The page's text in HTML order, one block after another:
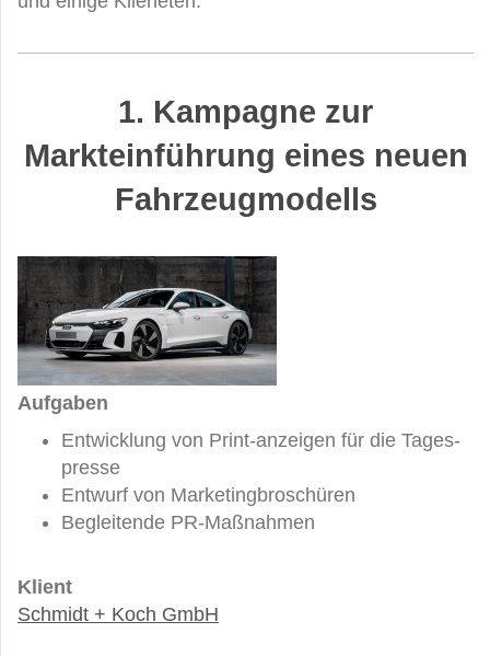
1. Kampagne zur
Markteinführung eines neuen
Fahrzeugmodells
Aufgaben
Entwicklung von Print-anzeigen für die Tages-
presse
Entwurf von Marketingbroschüren
Begleitende PR-Maßnahmen
Klient
Schmidt + Koch GmbH